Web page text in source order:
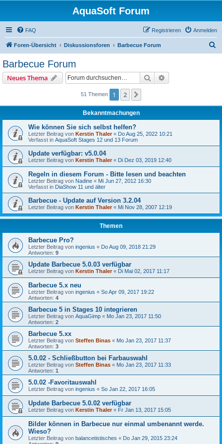
AquaSoft Forum
FAQ Anmelden
Registrieren
Foren-Übersicht Diskussionsforen Barbecue Forum
Barbecue Forum
Neues Thema Suche
51 Themen 1 2
Bekanntmachungen
Wie können Sie sich selbst helfen?
Letzter Beitrag von Kerstin Thaler« Do Aug 25, 2022 10:21
Verfasst in AquaSoft Stages 12 und 13 Forum
Update verfügbar: v5.0.04
Letzter Beitrag von Kerstin Thaler« Di Dez 03, 2019 12:40
Regeln in diesem Forum - Bitte lesen und beachten
Letzter Beitrag von Nadine « Mi Jun 27, 2012 16:30
Verfasst in DiaShow 11 und älter
Barbecue - Update auf Version 3.2.04
Letzter Beitrag von Kerstin Thaler« Mi Nov 28, 2007 12:19
Themen
Barbecue Pro?
Letzter Beitrag von ingenius « Do Aug 09, 2018 21:29
Antworten: 9
Update Barbecue 5.0.03 verfügbar
Letzter Beitrag von Kerstin Thaler« Di Mai 02, 2017 11:17
Barbecue 5.x neu
Letzter Beitrag von ingenius « So Apr 09, 2017 19:22
Antworten: 4
Barbecue 5 in Stages 10 integrieren
Letzter Beitrag von AquaGimp « Mo Jan 23, 2017 11:50
Antworten: 2
Barbecue 5.xx
Letzter Beitrag von Steffen Binas « Mo Jan 23, 2017 11:37
Antworten: 3
5.0.02 - Schließbutton bei Farbauswahl
Letzter Beitrag von Steffen Binas « Mo Jan 23, 2017 11:33
Antworten: 1
5.0.02 -Favoritauswahl
Letzter Beitrag von ingenius « So Jan 22, 2017 16:05
Update Barbecue 5.0.02 verfügbar
Letzter Beitrag von Kerstin Thaler« Fr Jan 13, 2017 15:05
Bilder können in Barbecue nur einmal umbenannt werde.
Wieso?
Letzter Beitrag von balancetistisches « Do Jan 29, 2015 23:24